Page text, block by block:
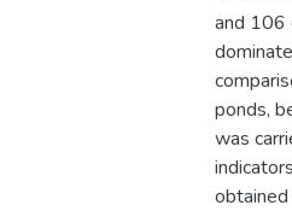
and 106
ponds,
was